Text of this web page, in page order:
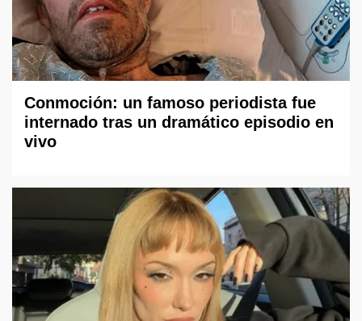
Conmoción: un famoso periodista fue
internado tras un dramático episodio en
vivo